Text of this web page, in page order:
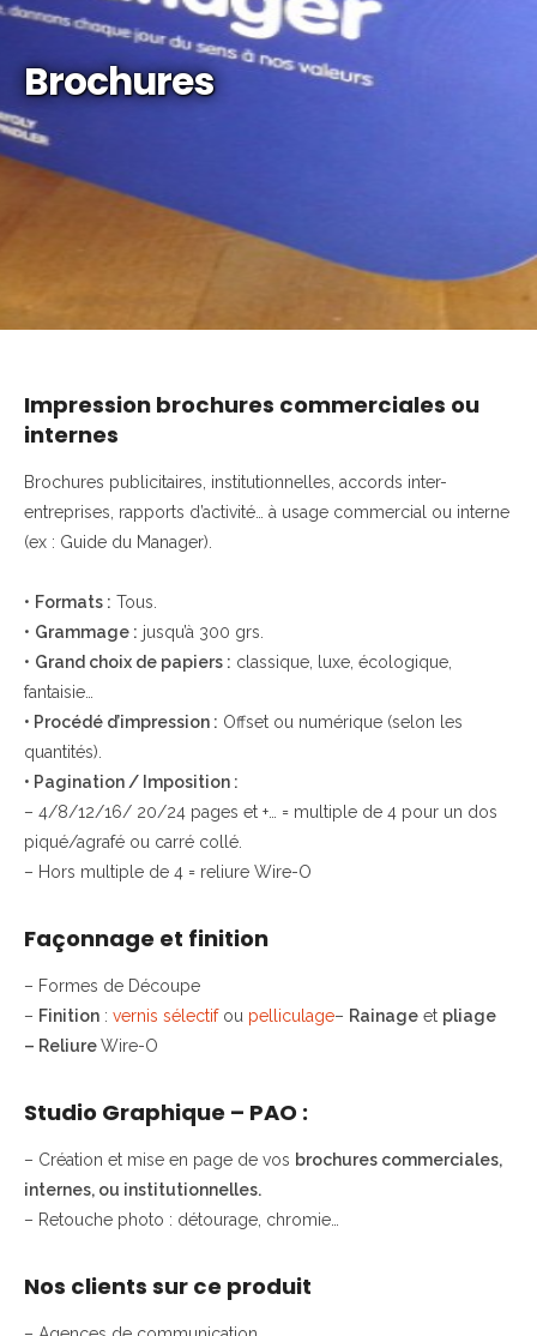
Brochures
Impression brochures commerciales ou
internes
Brochures publicitaires, institutionnelles, accords inter-
entreprises, rapports d’activité… à usage commercial ou interne
(ex : Guide du Manager).
• Formats : Tous.
• Grammage : jusqu’à 300 grs.
• Grand choix de papiers : classique, luxe, écologique,
fantaisie…
• Procédé d’impression : Offset ou numérique (selon les
quantités).
• Pagination / Imposition :
– 4/8/12/16/ 20/24 pages et +… = multiple de 4 pour un dos
piqué/agrafé ou carré collé.
– Hors multiple de 4 = reliure Wire-O
Façonnage et finition
– Formes de Découpe
– Finition : vernis sélectifou pelliculage– Rainage et pliage
– ReliureWire-O
Studio Graphique – PAO :
– Création et mise en page de vos brochures commerciales,
internes, ou institutionnelles.
– Retouche photo : détourage, chromie…
Nos clients sur ce produit